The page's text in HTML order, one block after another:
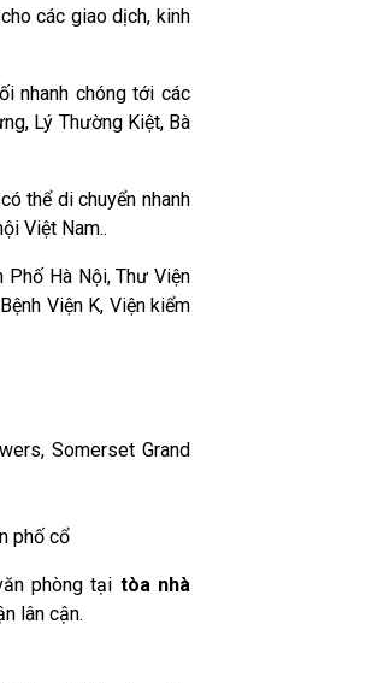
các giao dịch, kinh
nhanh chóng tới các
Lý Thường Kiệt, Bà
thể di chuyển nhanh
Việt Nam..
Phố Hà Nội, Thư Viện
Viện K, Viện kiểm
Somerset Grand
phố cổ
phòng tại tòa nhà
lân cận.